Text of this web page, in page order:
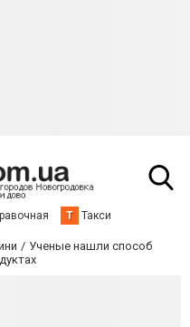
Т Такси
Ученые нашли способ